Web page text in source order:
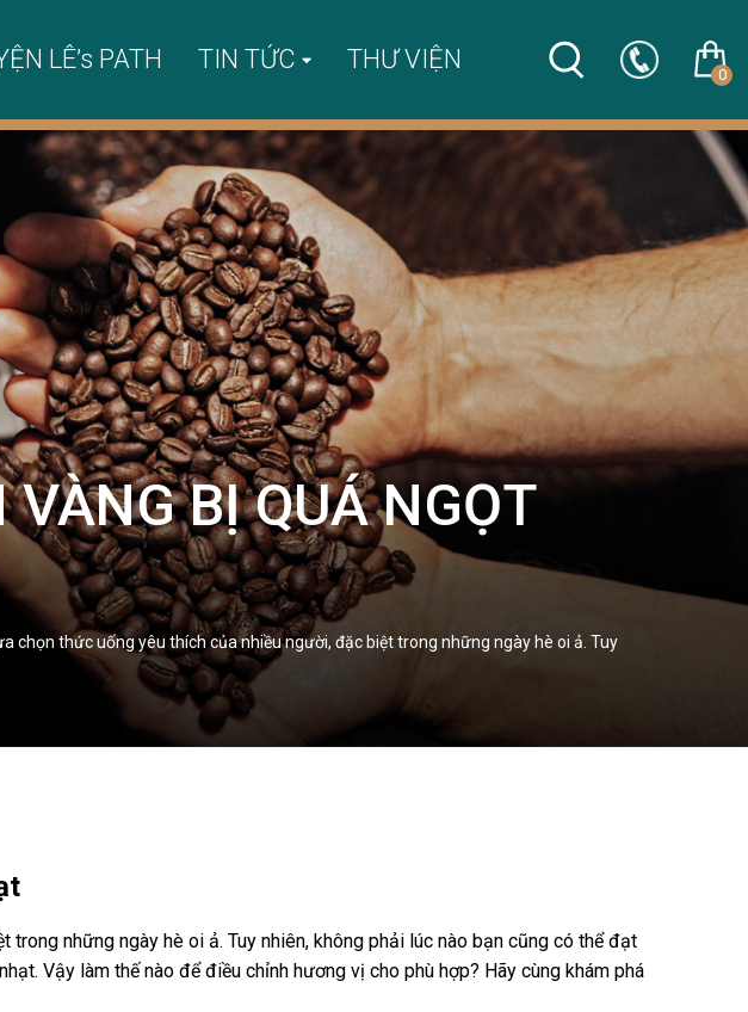
LÊ’s PATH TIN TỨC THƯ VIỆN 0
VÀNG BỊ QUÁ NGỌT
chọn thức uống yêu thích của nhiều người, đặc biệt trong những ngày hè oi ả. Tuy
những ngày hè oi ả. Tuy nhiên, không phải lúc nào bạn cũng có thể đạt
Vậy làm thế nào để điều chỉnh hương vị cho phù hợp? Hãy cùng khám phá